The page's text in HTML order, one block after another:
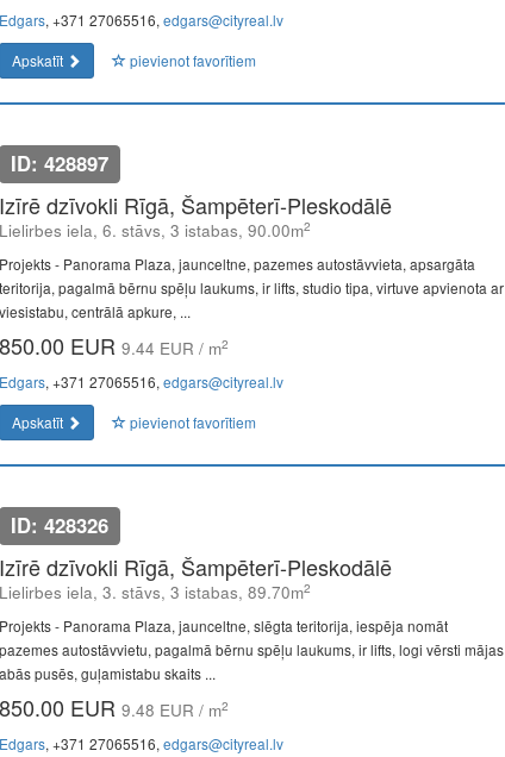
Edgars, +371 27065516, edgars@cityreal.lv
Apskatīt
pievienot favorītiem
ID: 428897
Izīrē dzīvokli Rīgā, Šampēterī-Pleskodālē
Lielirbes iela, 6. stāvs, 3 istabas, 90.00m2
Projekts - Panorama Plaza, jaunceltne, pazemes autostāvvieta, apsargāta
teritorija, pagalmā bērnu spēļu laukums, ir lifts, studio tipa, virtuve apvienota ar
viesistabu, centrālā apkure, ...
850.00 EUR 9.44 EUR / m2
Edgars, +371 27065516, edgars@cityreal.lv
Apskatīt
pievienot favorītiem
ID: 428326
Izīrē dzīvokli Rīgā, Šampēterī-Pleskodālē
Lielirbes iela, 3. stāvs, 3 istabas, 89.70m2
Projekts - Panorama Plaza, jaunceltne, slēgta teritorija, iespēja nomāt
pazemes autostāvvietu, pagalmā bērnu spēļu laukums, ir lifts, logi vērsti mājas
abās pusēs, guļamistabu skaits ...
850.00 EUR 9.48 EUR / m2
Edgars, +371 27065516, edgars@cityreal.lv